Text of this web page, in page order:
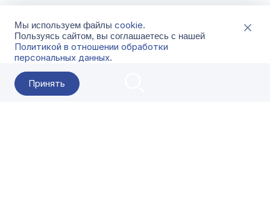
Мы используем файлы cookie.
Пользуясь сайтом, вы соглашаетесь с нашей
Политикой в отношении обработки
персональных данных.
Принять